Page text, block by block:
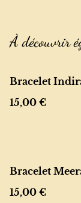
À découvrir
Bracelet
15,00 €
Bracelet
15,00 €